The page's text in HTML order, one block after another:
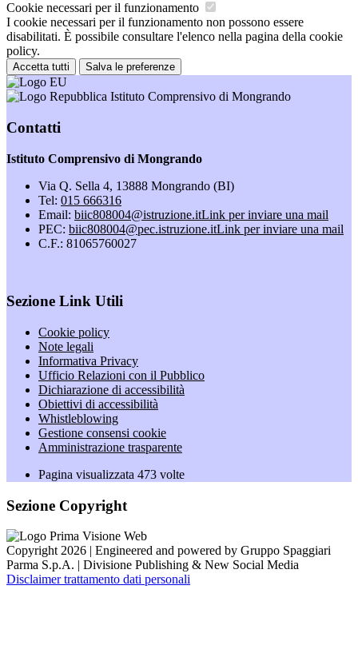
Cookie necessari per il funzionamento
I cookie necessari per il funzionamento non possono essere
disabilitati. È possibile consultare l'elenco nella pagina della cookie
policy.
Accetta tutti Salva le preferenze
Istituto Comprensivo di Mongrando
Contatti
Istituto Comprensivo di Mongrando
Via Q. Sella 4, 13888 Mongrando (BI)
Tel: 015 666316
Email: biic808004@istruzione.itLink per inviare una mail
PEC: biic808004@pec.istruzione.itLink per inviare una mail
C.F.: 81065760027
Sezione Link Utili
Cookie policy
Note legali
Informativa Privacy
Ufficio Relazioni con il Pubblico
Dichiarazione di accessibilità
Obiettivi di accessibilità
Whistleblowing
Gestione consensi cookie
Amministrazione trasparente
Pagina visualizzata 473 volte
Sezione Copyright
Copyright 2026 | Engineered and powered by Gruppo Spaggiari
Parma S.p.A. | Divisione Publishing & New Social Media
Disclaimer trattamento dati personali